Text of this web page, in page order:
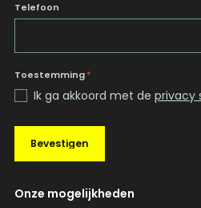
Telefoon
Toestemming*
Ik ga akkoord met deprivacy
Bevestigen
Onze mogelijkheden